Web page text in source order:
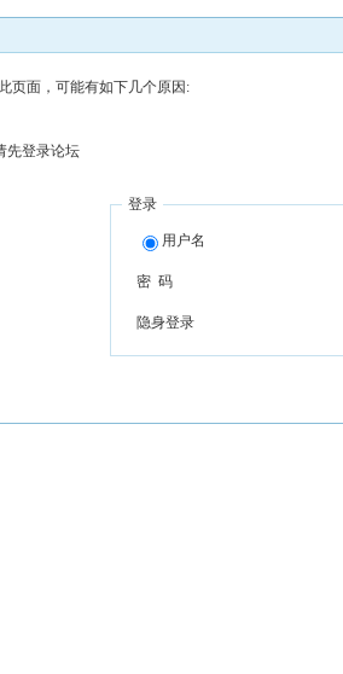
页面，可能有如下几个原因:
先登录论坛
登录
用户名
密 码
隐身登录